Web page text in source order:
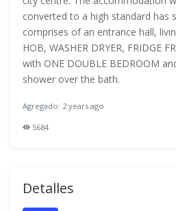
converted to a high standard has
comprises of an entrance hall,
HOB, WASHER DRYER, FRIDGE
with ONE DOUBLE BEDROOM
shower over the bath.
Agregado: 2 years ago
5684
Detalles